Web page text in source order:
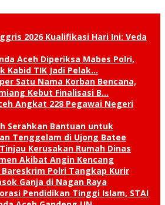
2026 Kualifikasi Hari Ini: Veda
Aceh Diperiksa Mabes Polri,
Kabid TIK Jadi Pelak…
Satu Nama Korban Bencana,
Kebut Finalisasi B…
Angkat 228 Pegawai Negeri
Serahkan Bantuan untuk
Tenggelam di Ujong Batee
Kerusakan Rumah Dinas
Akibat Angin Kencang
Bareskrim Polri Tangkap Kurir
Ganja di Nagan Raya
Pendidikan Tinggi Islam, STAI